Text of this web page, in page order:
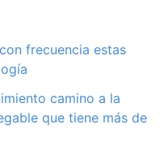
frecuencia estas
camino a la
que tiene más de